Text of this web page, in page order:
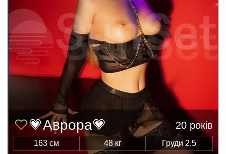
💗Аврора💗 20 років
163 см 48 кг Груди 2.5